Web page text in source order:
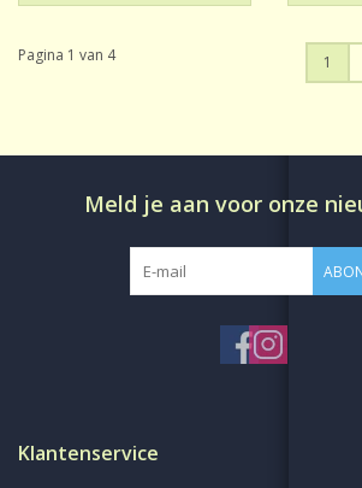
Pagina 1 van 4 1
Meld je aan voor onze
Klantenservice